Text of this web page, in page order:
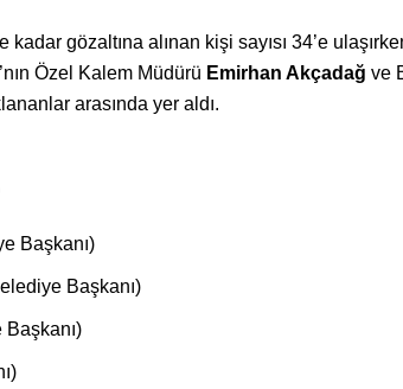
gözaltına alınan kişi sayısı 34’e
Özel Kalem Müdürü Emirhan Akçadağ ve
arasında yer aldı.
Başkanı)
Başkanı)